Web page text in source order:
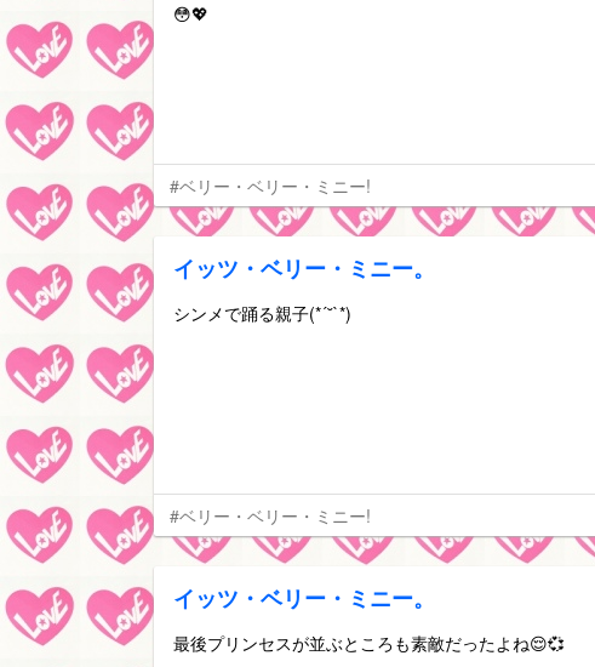
😳💖
#ベリー・ベリー・ミニー!
イッツ・ベリー・ミニー。
シンメで踊る親子(*´˘`*)
#ベリー・ベリー・ミニー!
イッツ・ベリー・ミニー。
最後プリンセスが並ぶところも素敵だったよね😌💞